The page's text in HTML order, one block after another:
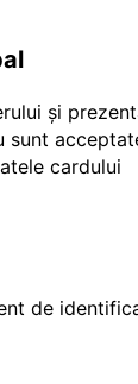
și
cardului
de